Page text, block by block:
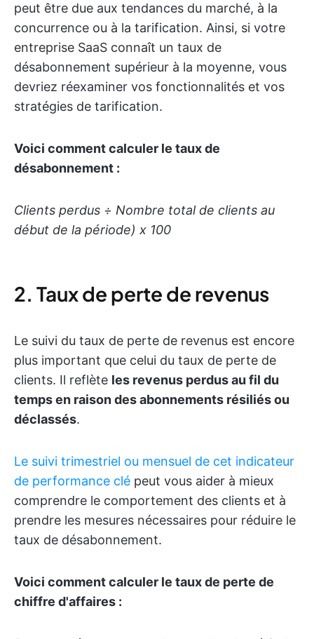
peut être due aux tendances du marché, à la
concurrence ou à la tarification. Ainsi, si votre
entreprise SaaS connaît un taux de
désabonnement supérieur à la moyenne, vous
devriez réexaminer vos fonctionnalités et vos
stratégies de tarification.
Voici comment calculer le taux de
désabonnement :
Clients perdus ÷ Nombre total de clients au
début de la période) x 100
2. Taux de perte de revenus
Le suivi du taux de perte de revenus est encore
plus important que celui du taux de perte de
clients. Il reflète les revenus perdus au fil du
temps en raison des abonnements résiliés ou
déclassés.
Le suivi trimestriel ou mensuel de cet indicateur
de performance clé peut vous aider à mieux
comprendre le comportement des clients et à
prendre les mesures nécessaires pour réduire le
taux de désabonnement.
Voici comment calculer le taux de perte de
chiffre d'affaires :